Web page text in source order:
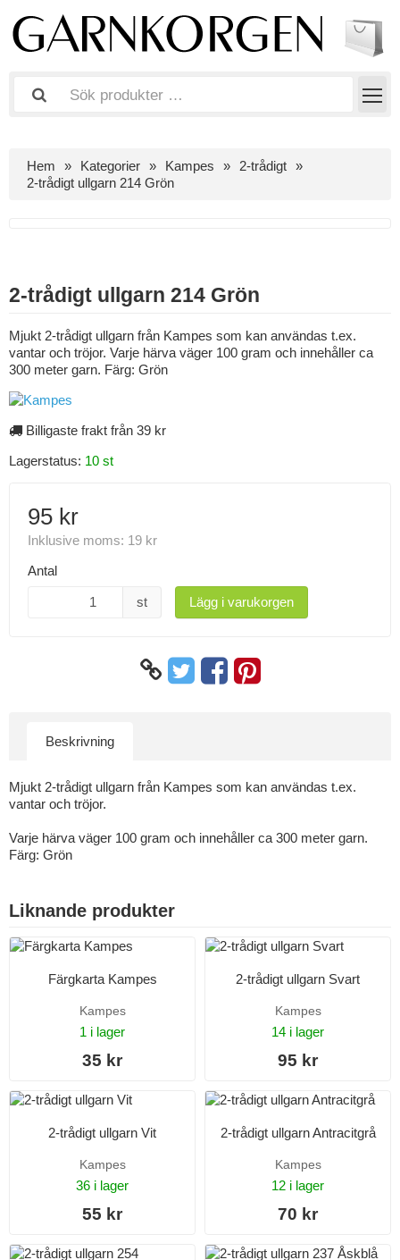
Hem Kategorier Kampes
2-trådigt
2-trådigt ullgarn 214 Grön
2-trådigt ullgarn 214 Grön
Mjukt 2-trådigt ullgarn från Kampes som kan användas t.ex.
vantar och tröjor. Varje härva väger 100 gram och innehåller ca
300 meter garn. Färg: Grön
Billigaste frakt från 39 kr
Lagerstatus: 10 st
95 kr
Inklusive moms: 19 kr
Antal
st Lägg i varukorgen
Beskrivning
Mjukt 2-trådigt ullgarn från Kampes som kan användas t.ex.
vantar och tröjor.
Varje härva väger 100 gram och innehåller ca 300 meter garn.
Färg: Grön
Liknande produkter
Färgkarta Kampes
Kampes
1 i lager
35 kr
2-trådigt ullgarn Svart
Kampes
14 i lager
95 kr
2-trådigt ullgarn Vit
Kampes
36 i lager
55 kr
2-trådigt ullgarn Antracitgrå
Kampes
12 i lager
70 kr